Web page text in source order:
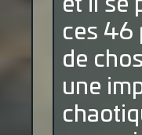
et il se
ces 46
de
une